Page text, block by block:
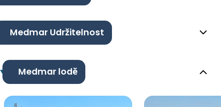
Medmar Udržitelnost
Medmar lodě